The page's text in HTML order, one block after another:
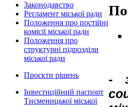
Законодавство
Регламент міської ради
Положення про постійні
комісії міської ради
Положення про
структурні підрозділи
міської ради
Проєкти рішень
Інвестиційний паспорт
Тисменицької міської
-